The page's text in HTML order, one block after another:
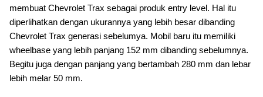
membuat Chevrolet Trax sebagai produk entry level. Hal itu
diperlihatkan dengan ukurannya yang lebih besar dibanding
Chevrolet Trax generasi sebelumya. Mobil baru itu memiliki
wheelbase yang lebih panjang 152 mm dibanding sebelumnya.
Begitu juga dengan panjang yang bertambah 280 mm dan lebar
lebih melar 50 mm.